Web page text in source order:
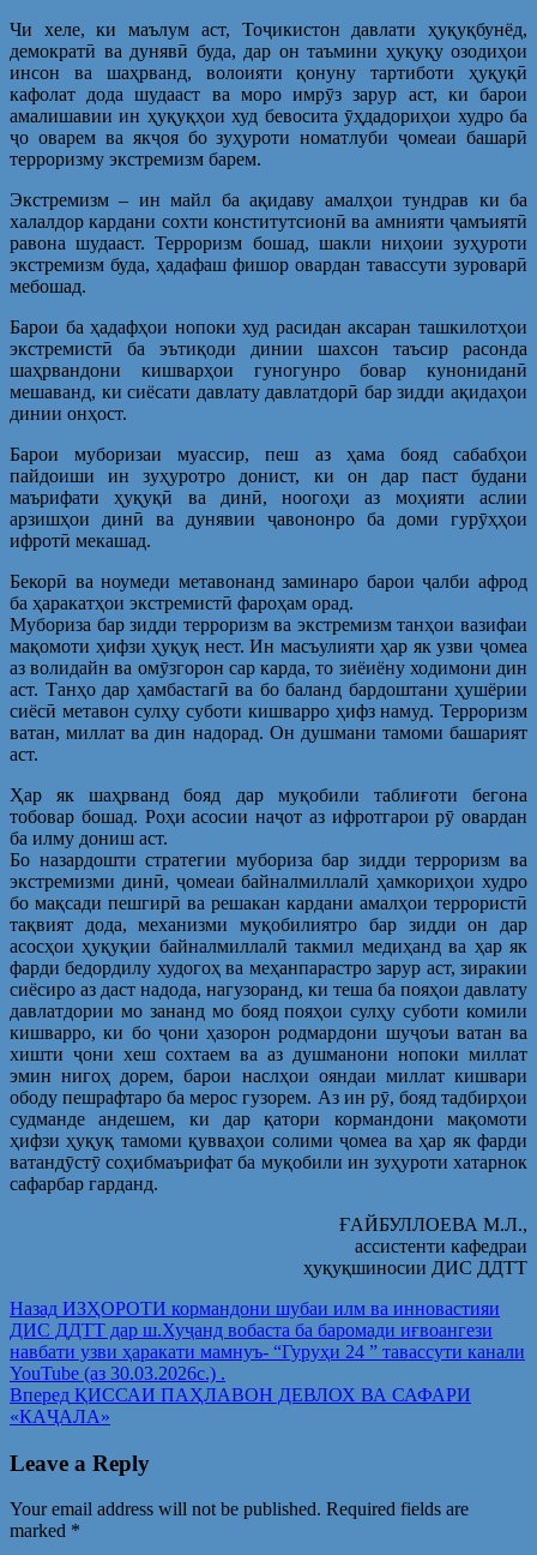
Чи хеле, ки маълум аст, Тоҷикистон давлати ҳуқуқбунёд,
демократӣ ва дунявӣ буда, дар он таъмини ҳуқуқу озодиҳои
инсон ва шаҳрванд, волоияти қонуну тартиботи ҳуқуқӣ
кафолат дода шудааст ва моро имрӯз зарур аст, ки барои
амалишавии ин ҳуқуқҳои худ бевосита ӯҳдадориҳои худро ба
ҷо оварем ва якҷоя бо зуҳуроти номатлуби ҷомеаи башарӣ
терроризму экстремизм барем.
Экстремизм – ин майл ба ақидаву амалҳои тундрав ки ба
халалдор кардани сохти конститутсионӣ ва амнияти ҷамъиятӣ
равона шудааст. Терроризм бошад, шакли ниҳоии зуҳуроти
экстремизм буда, ҳадафаш фишор овардан тавассути зуроварӣ
мебошад.
Барои ба ҳадафҳои нопоки худ расидан аксаран ташкилотҳои
экстремистӣ ба эътиқоди динии шахсон таъсир расонда
шаҳрвандони кишварҳои гуногунро бовар кунониданӣ
мешаванд, ки сиёсати давлату давлатдорӣ бар зидди ақидаҳои
динии онҳост.
Барои муборизаи муассир, пеш аз ҳама бояд сабабҳои
пайдоиши ин зуҳуротро донист, ки он дар паст будани
маърифати ҳуқуқӣ ва динӣ, ноогоҳи аз моҳияти аслии
арзишҳои динӣ ва дунявии ҷавононро ба доми гурӯҳҳои
ифротӣ мекашад.
Бекорӣ ва ноумеди метавонанд заминаро барои ҷалби афрод
ба ҳаракатҳои экстремистӣ фароҳам орад.
Мубориза бар зидди терроризм ва экстремизм танҳои вазифаи
мақомоти ҳифзи ҳуқуқ нест. Ин масъулияти ҳар як узви ҷомеа
аз волидайн ва омӯзгорон сар карда, то зиёиёну ходимони дин
аст. Танҳо дар ҳамбастагӣ ва бо баланд бардоштани ҳушёрии
сиёсӣ метавон сулҳу суботи кишварро ҳифз намуд. Терроризм
ватан, миллат ва дин надорад. Он душмани тамоми башарият
аст.
Ҳар як шаҳрванд бояд дар муқобили таблиғоти бегона
тобовар бошад. Роҳи асосии наҷот аз ифротгарои рӯ овардан
ба илму дониш аст.
Бо назардошти стратегии мубориза бар зидди терроризм ва
экстремизми динӣ, ҷомеаи байналмиллалӣ ҳамкориҳои худро
бо мақсади пешгирӣ ва решакан кардани амалҳои террористӣ
тақвият дода, механизми муқобилиятро бар зидди он дар
асосҳои ҳуқуқии байналмиллалӣ такмил медиҳанд ва ҳар як
фарди бедордилу худогоҳ ва меҳанпарастро зарур аст, зиракии
сиёсиро аз даст надода, нагузоранд, ки теша ба пояҳои давлату
давлатдории мо зананд мо бояд пояҳои сулҳу суботи комили
кишварро, ки бо ҷони ҳазорон родмардони шуҷоъи ватан ва
хишти ҷони хеш сохтаем ва аз душманони нопоки миллат
эмин нигоҳ дорем, барои наслҳои ояндаи миллат кишвари
ободу пешрафтаро ба мерос гузорем. Аз ин рӯ, бояд тадбирҳои
судманде андешем, ки дар қатори кормандони мақомоти
ҳифзи ҳуқуқ тамоми қувваҳои солими ҷомеа ва ҳар як фарди
ватандӯстӯ соҳибмаърифат ба муқобили ин зуҳуроти хатарнок
сафарбар гарданд.
ҒАЙБУЛЛОЕВА М.Л.,
ассистенти кафедраи
ҳуқуқшиносии ДИС ДДТТ
Post
navigation
Назад Предыдущая
запись:
ИЗҲОРОТИ кормандони шубаи илм ва инновастияи
ДИС ДДТТ дар ш.Хуҷанд вобаста ба баромади иғвоангези
навбати узви ҳаракати мамнуъ- “Гуруҳи 24 ” тавассути канали
YouTube (аз 30.03.2026с.) .
Вперед Следующая
запись:
ҚИССАИ ПАҲЛАВОН ДЕВЛОХ ВА САФАРИ
«КАҶАЛА»
Leave a Reply
Your email address will not be published. Required fields are
marked *